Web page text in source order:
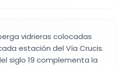
vidrieras colocadas
estación del Vía Crucis.
siglo 19 complementa la